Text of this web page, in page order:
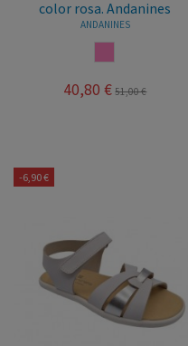
color rosa. Andanines
ANDANINES
40,80 € 51,00 €
-6,90 €